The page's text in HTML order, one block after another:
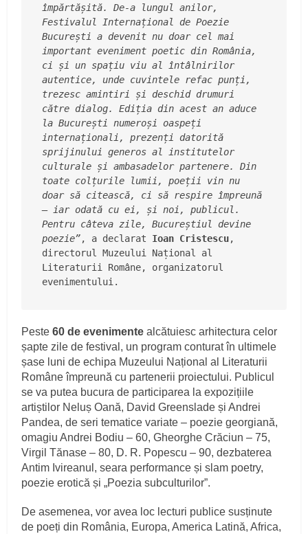
împărtășită. De-a lungul anilor,
Festivalul Internațional de Poezie
București a devenit nu doar cel mai
important eveniment poetic din România,
ci și un spațiu viu al întâlnirilor
autentice, unde cuvintele refac punți,
trezesc amintiri și deschid drumuri
către dialog. Ediția din acest an aduce
la București numeroși oaspeți
internaționali, prezenți datorită
sprijinului generos al institutelor
culturale și ambasadelor partenere. Din
toate colțurile lumii, poeții vin nu
doar să citească, ci să respire împreună
– iar odată cu ei, și noi, publicul.
Pentru câteva zile, Bucureștiul devine
poezie”, a declarat Ioan Cristescu,
directorul Muzeului Național al
Literaturii Române, organizatorul
evenimentului.
Peste60 de evenimente alcătuiesc arhitectura celor
șapte zile de festival, un program conturat în ultimele
șase luni de echipa Muzeului Național al Literaturii
Române împreună cu partenerii proiectului. Publicul
se va putea bucura de participarea la expozițiile
artiștilor Neluș Oană, David Greenslade și Andrei
Pandea, de seri tematice variate – poezie georgiană,
omagiu Andrei Bodiu– 60, Gheorghe Crăciun–75,
Virgil Tănase–80, D. R. Popescu–90, dezbaterea
Antim Ivireanul, seara performance și slam poetry,
poezie erotică și „Poezia subculturilor”.
De asemenea, vor avea loc lecturi publice susținute
de poeți din România, Europa, America Latină, Africa,